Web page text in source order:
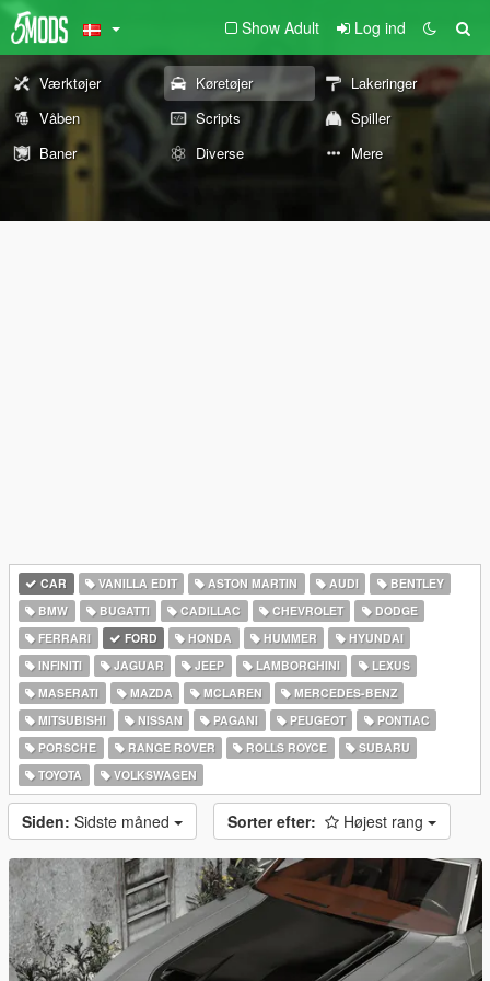
Show Adult Log ind
Værktøjer Køretøjer
Lakeringer
Våben
Scripts
Spiller
Baner
Diverse Mere
CAR VANILLA EDIT ASTON MARTIN AUDI
BENTLEY
BMW
BUGATTI CADILLAC CHEVROLET
DODGE
FERRARI
FORD HONDA HUMMER
HYUNDAI
INFINITI
JAGUAR JEEP LAMBORGHINI
LEXUS
MASERATI
MAZDA MCLAREN
MERCEDES-BENZ
MITSUBISHI
NISSAN PAGANI PEUGEOT
PONTIAC
PORSCHE
RANGE ROVER ROLLS ROYCE
SUBARU
TOYOTA
VOLKSWAGEN
Siden: Sidste måned Sorter efter: Højest rang